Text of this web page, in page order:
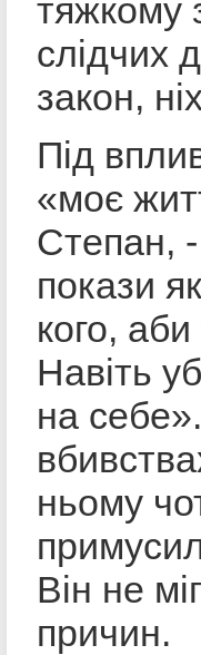
тяжкому
слідчих
закон,
Під
«моє
Степан, -
покази
кого,
Навіть
на
ньому
Він не
причин.